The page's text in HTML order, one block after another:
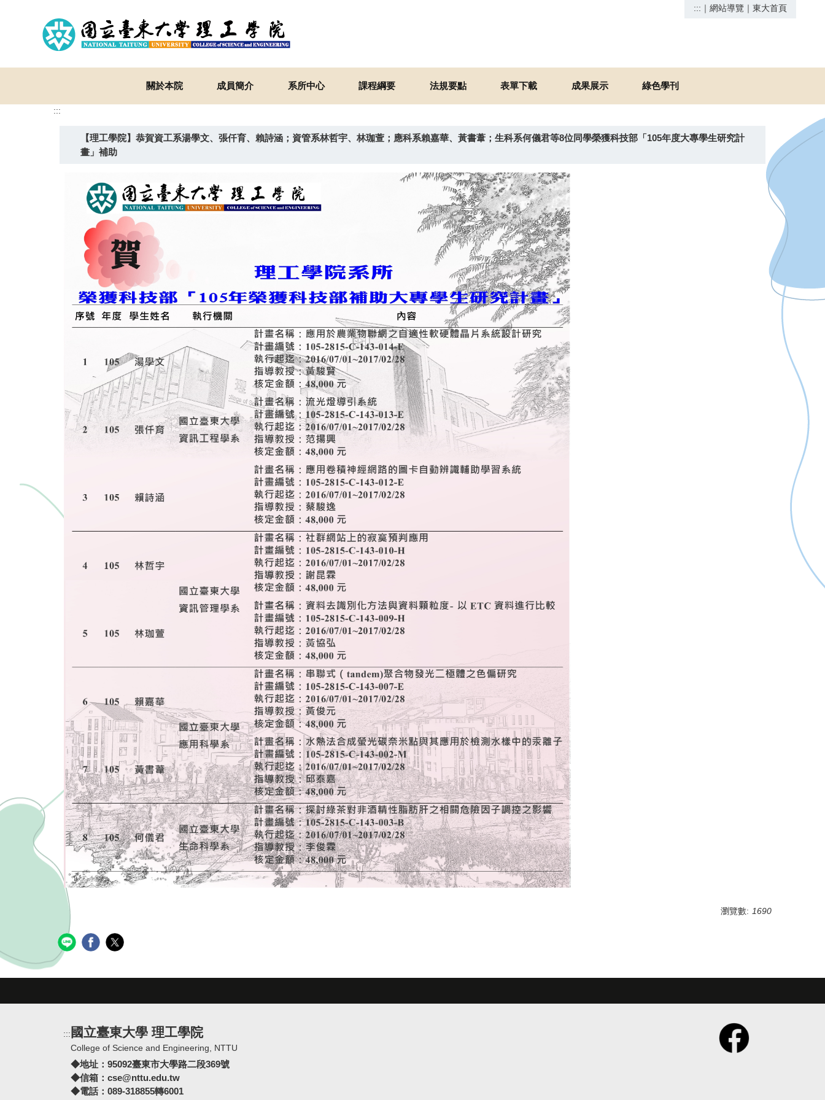
::: ｜ 網站導覽 ｜ 東大首頁
關於本院 成員簡介 系所中心 課程綱要 法規要點 表單下載 成果展示 綠色學刊
:::
【理工學院】恭賀資工系湯學文、張仟育、賴詩涵；資管系林哲宇、林珈萱；應科系賴嘉華、黃書葦；生科系何儀君等8位同學榮獲科技部「105年度大專學生研究計
畫」補助
瀏覽數: 1690
::: 國立臺東大學 理工學院
College of Science and Engineering, NTTU
◆地址： 95092臺東市大學路二段369號
◆信箱： cse@nttu.edu.tw
◆電話：089-318855轉6001